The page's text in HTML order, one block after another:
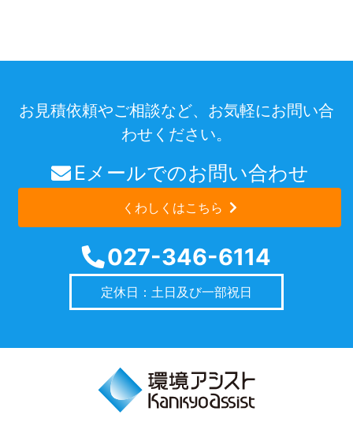
お見積依頼やご相談など、お気軽にお問い合
わせください。
Eメールでのお問い合わせ
くわしくはこちら
027-346-6114
定休日：土日及び一部祝日